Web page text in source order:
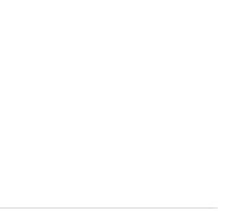
englobant diverses
courrier, un accueil
un accès PMR, un
une conciergerie et
des salles de
et des équipements
tout ce dont vous